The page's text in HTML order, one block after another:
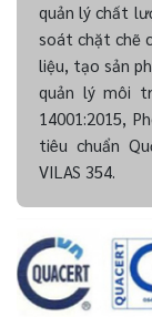
quản lý chất
soát chặt chẽ
liệu, tạo sản
quản lý môi
14001:2015,
tiêu chuẩn
VILAS 354.